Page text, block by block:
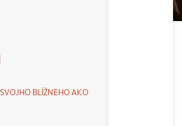
SVOJHO BLÍŽNEHO AKO